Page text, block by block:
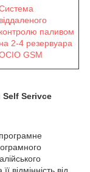
віддаленого
контролю паливом
на 2-4 резервуара
GSM
Self Serivce